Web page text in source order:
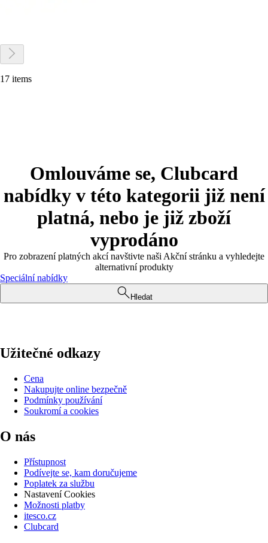
17 items
Omlouváme se, Clubcard
nabídky v této kategorii již není
platná, nebo je již zboží
vyprodáno
Pro zobrazení platných akcí navštivte naši Akční stránku a vyhledejte
alternativní produkty
Speciální nabídky
Hledat
Užitečné odkazy
Cena
Nakupujte online bezpečně
Podmínky používání
Soukromí a cookies
O nás
Přístupnost
Podívejte se, kam doručujeme
Poplatek za službu
Nastavení Cookies
Možnosti platby
itesco.cz
Clubcard